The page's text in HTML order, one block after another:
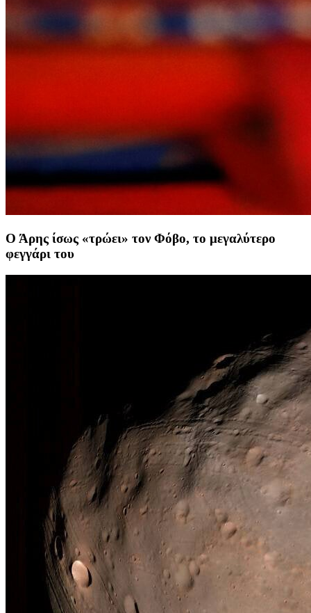
Ο Άρης ίσως «τρώει» τον Φόβο, το μεγαλύτερο
φεγγάρι του